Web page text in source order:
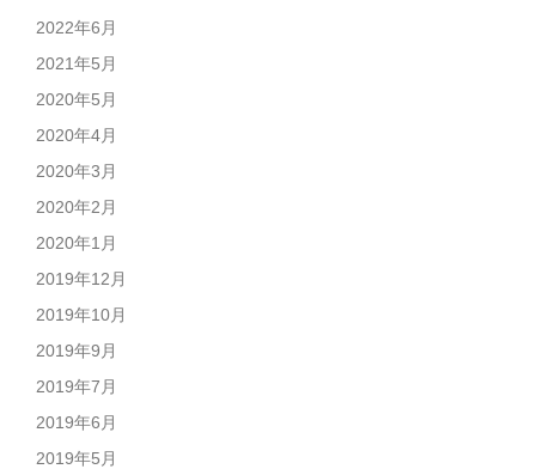
2022年6月
2021年5月
2020年5月
2020年4月
2020年3月
2020年2月
2020年1月
2019年12月
2019年10月
2019年9月
2019年7月
2019年6月
2019年5月